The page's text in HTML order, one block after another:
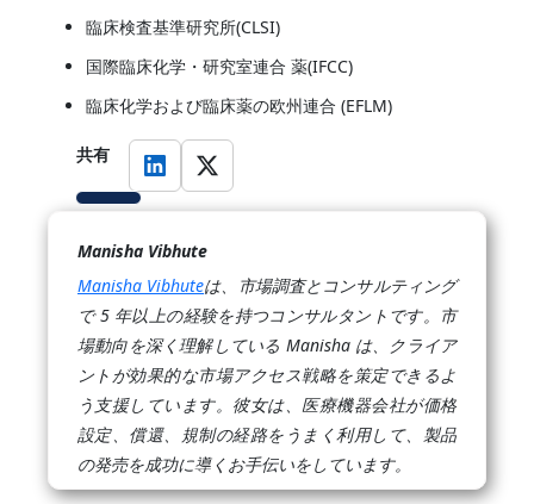
臨床検査基準研究所(CLSI)
国際臨床化学・研究室連合 薬(IFCC)
臨床化学および臨床薬の欧州連合 (EFLM)
共有
Manisha Vibhute
Manisha Vibhuteは、市場調査とコンサルティング
で 5 年以上の経験を持つコンサルタントです。市
場動向を深く理解している Manisha は、クライア
ントが効果的な市場アクセス戦略を策定できるよ
う支援しています。彼女は、医療機器会社が価格
設定、償還、規制の経路をうまく利用して、製品
の発売を成功に導くお手伝いをしています。